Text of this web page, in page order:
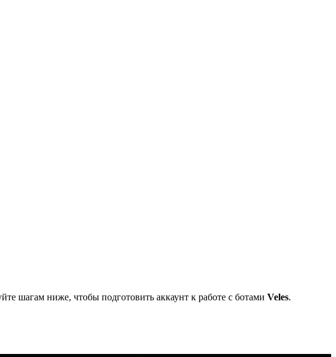
шагам ниже, чтобы подготовить аккаунт к работе с ботами Veles.